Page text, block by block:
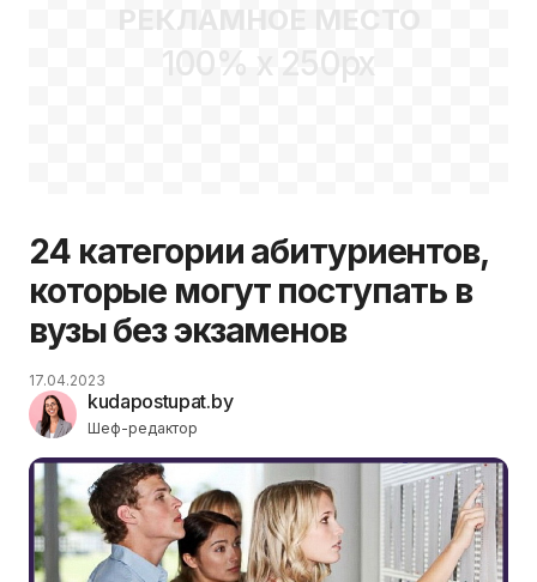
РЕКЛАМНОЕ МЕСТО
100% x 250px
24 категории абитуриентов,
которые могут поступать в
вузы без экзаменов
kudapostupat.by
Шеф-редактор
17.04.2023